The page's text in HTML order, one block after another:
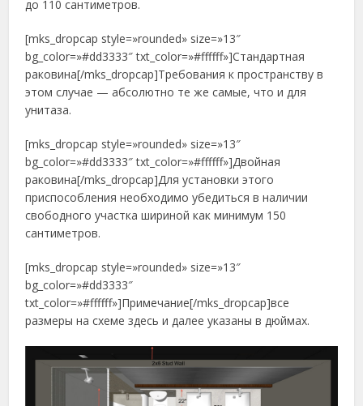
до 110 сантиметров.
[mks_dropcap style=»rounded» size=»13″
bg_color=»#dd3333″ txt_color=»#ffffff»]Стандартная
раковина[/mks_dropcap]Требования к пространству в
этом случае — абсолютно те же самые, что и для
унитаза.
[mks_dropcap style=»rounded» size=»13″
bg_color=»#dd3333″ txt_color=»#ffffff»]Двойная
раковина[/mks_dropcap]Для установки этого
приспособления необходимо убедиться в наличии
свободного участка шириной как минимум 150
сантиметров.
[mks_dropcap style=»rounded» size=»13″
bg_color=»#dd3333″
txt_color=»#ffffff»]Примечание[/mks_dropcap]все
размеры на схеме здесь и далее указаны в дюймах.